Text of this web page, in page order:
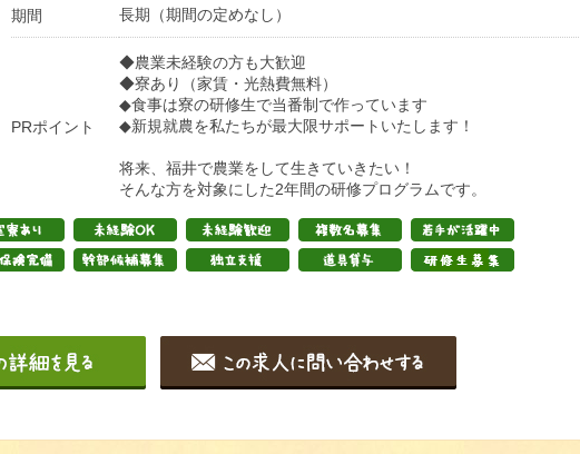
期間 長期（期間の定めなし）
PRポイント
◆農業未経験の方も大歓迎
◆寮あり（家賃・光熱費無料）
◆食事は寮の研修生で当番制で作っています
◆新規就農を私たちが最大限サポートいたします！
将来、福井で農業をして生きていきたい！
そんな方を対象にした2年間の研修プログラムです。